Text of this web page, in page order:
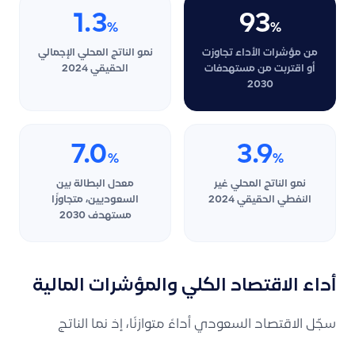
93%
من مؤشرات الأداء تجاوزت
أو اقتربت من مستهدفات
2030
1.3%
نمو الناتج المحلي الإجمالي
الحقيقي 2024
3.9%
نمو الناتج المحلي غير
النفطي الحقيقي 2024
7.0%
معدل البطالة بين
السعوديين، متجاوزًا
مستهدف 2030
أداء الاقتصاد الكلي والمؤشرات المالية
سجّل الاقتصاد السعودي أداءً متوازنًا، إذ نما الناتج